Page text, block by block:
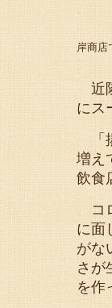
岸商店
近
にス
「
増え
飲食
コ
に面
がな
さが
を作